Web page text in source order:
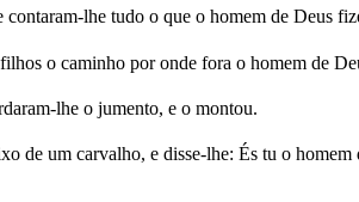
lhe tudo o que o homem de Deus
o caminho por onde fora o homem de
lhe o jumento, e o montou.
de um carvalho, e disse-lhe: És tu o